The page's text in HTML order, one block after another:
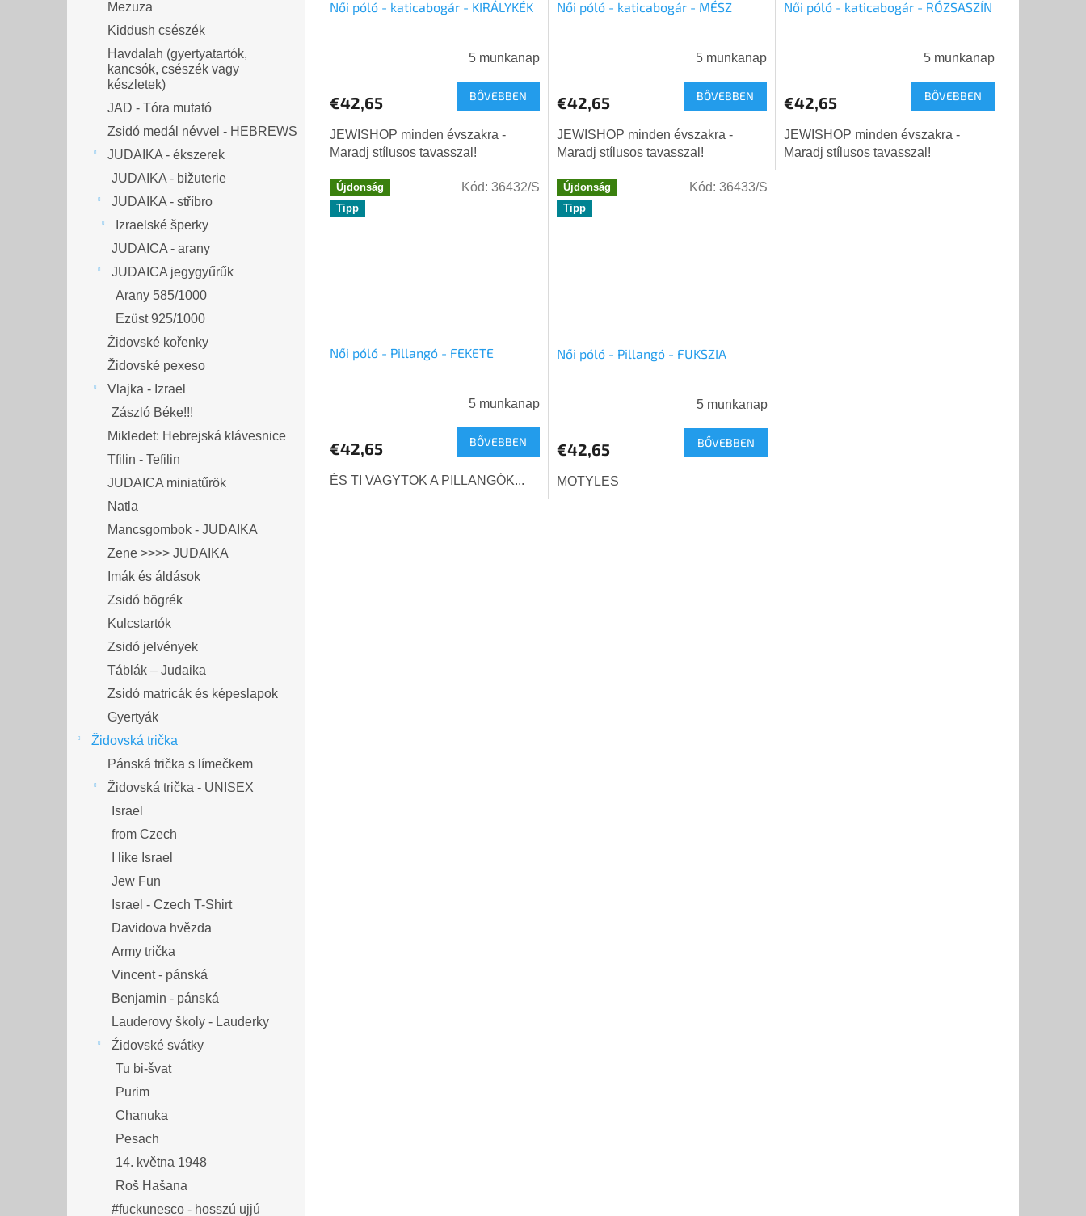
Mezuza
Kiddush csészék
Havdalah (gyertyatartók,
kancsók, csészék vagy
készletek)
JAD - Tóra mutató
Zsidó medál névvel - HEBREWS
JUDAIKA - ékszerek
JUDAIKA - bižuterie
JUDAIKA - stříbro
Izraelské šperky
JUDAICA - arany
JUDAICA jegygyűrűk
Arany 585/1000
Ezüst 925/1000
Židovské kořenky
Židovské pexeso
Vlajka - Izrael
Zászló Béke!!!
Mikledet: Hebrejská klávesnice
Tfilin - Tefilin
JUDAICA miniatűrök
Natla
Mancsgombok - JUDAIKA
Zene >>>> JUDAIKA
Imák és áldások
Zsidó bögrék
Kulcstartók
Zsidó jelvények
Táblák – Judaika
Zsidó matricák és képeslapok
Gyertyák
Židovská trička
Pánská trička s límečkem
Židovská trička - UNISEX
Israel
from Czech
I like Israel
Jew Fun
Israel - Czech T-Shirt
Davidova hvězda
Army trička
Vincent - pánská
Benjamin - pánská
Lauderovy školy - Lauderky
Źidovské svátky
Tu bi-švat
Purim
Chanuka
Pesach
14. května 1948
Roš Hašana
#fuckunesco - hosszú ujjú
Női póló - katicabogár - KIRÁLYKÉK
5 munkanap
€42,65 BŐVEBBEN
JEWISHOP minden évszakra -
Maradj stílusos tavasszal!
Női póló - katicabogár - MÉSZ
5 munkanap
€42,65 BŐVEBBEN
JEWISHOP minden évszakra -
Maradj stílusos tavasszal!
Női póló - katicabogár - RÓZSASZÍN
5 munkanap
€42,65 BŐVEBBEN
JEWISHOP minden évszakra -
Maradj stílusos tavasszal!
Újdonság
Tipp
Női póló - Pillangó - FEKETE
5 munkanap
€42,65 BŐVEBBEN
ÉS TI VAGYTOK A PILLANGÓK...
Kód: 36432/S
Újdonság
Tipp
Női póló - Pillangó - FUKSZIA
5 munkanap
€42,65 BŐVEBBEN
MOTYLES
Kód: 36433/S